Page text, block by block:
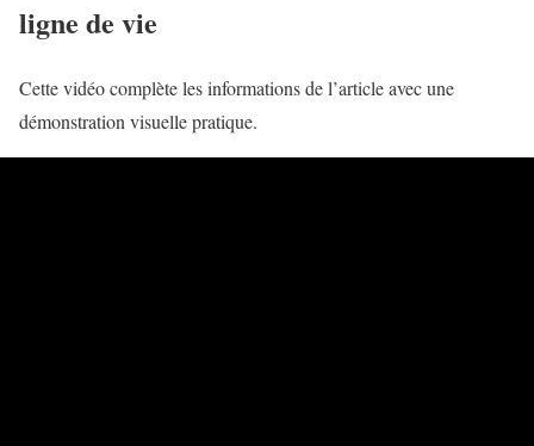
ligne de vie
Cette vidéo complète les informations de l’article avec une
démonstration visuelle pratique.